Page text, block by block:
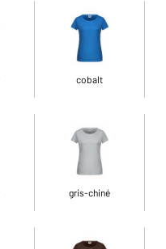
cobalt
gris-chiné